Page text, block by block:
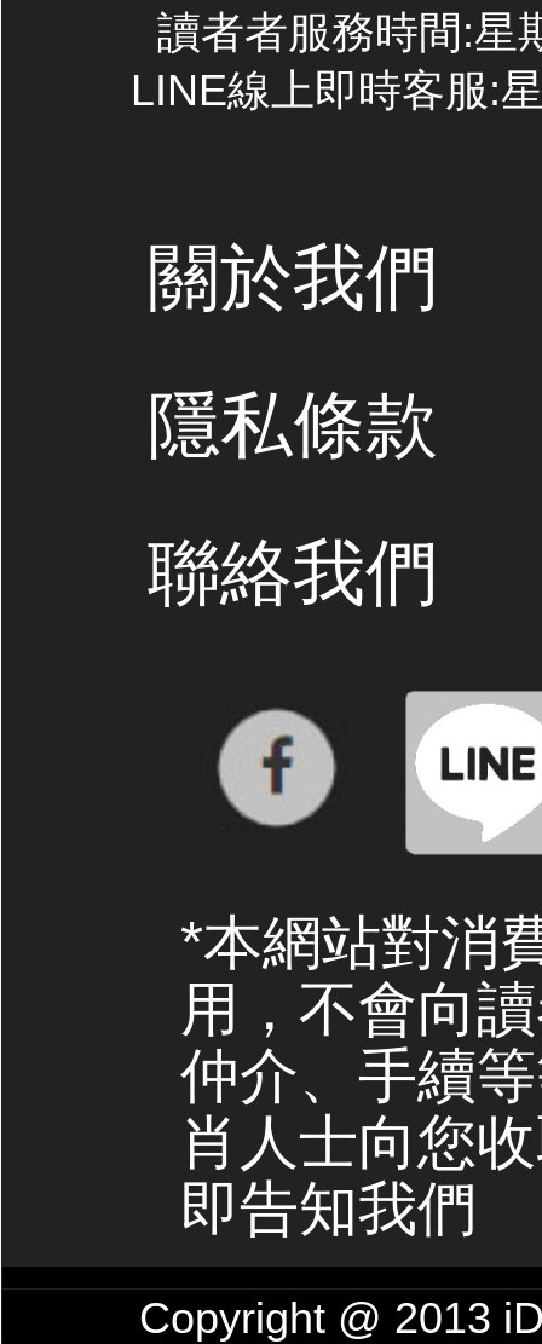
讀者者服務時間:星
LINE線上即時客服:
關於我們
隱私條款
聯絡我們
*本網站對消
用，不會向
仲介、手續
肖人士向您
即告知我們
Copyright @ 2013